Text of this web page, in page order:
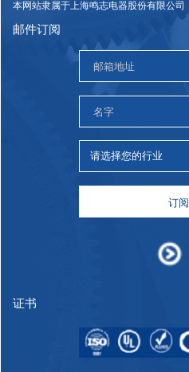
本网站隶属于上海鸣志电器股份有限公司
邮件订阅
订阅
证书